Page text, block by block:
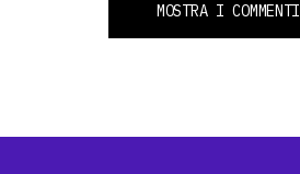
MOSTRA I COMMENTI